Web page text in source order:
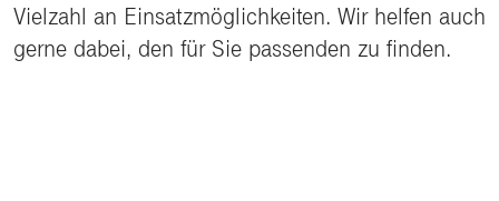
Vielzahl an Einsatzmöglichkeiten. Wir helfen auch
gerne dabei, den für Sie passenden zu finden.